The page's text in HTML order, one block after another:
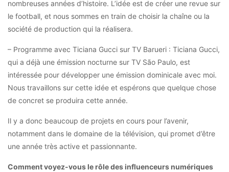
nombreuses années d’histoire. L’idée est de créer une revue sur
le football, et nous sommes en train de choisir la chaîne ou la
société de production qui la réalisera.
– Programme avec Ticiana Gucci sur TV Barueri : Ticiana Gucci,
qui a déjà une émission nocturne sur TV São Paulo, est
intéressée pour développer une émission dominicale avec moi.
Nous travaillons sur cette idée et espérons que quelque chose
de concret se produira cette année.
Il y a donc beaucoup de projets en cours pour l’avenir,
notamment dans le domaine de la télévision, qui promet d’être
une année très active et passionnante.
Comment voyez-vous le rôle des influenceurs numériques